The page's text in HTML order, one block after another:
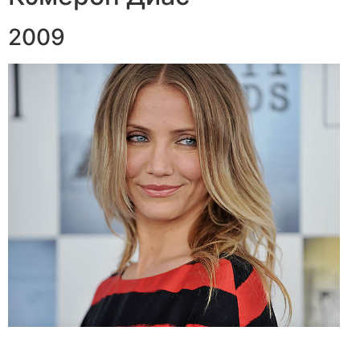
2009